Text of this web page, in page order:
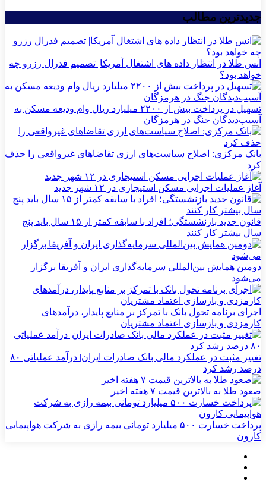
جدیدترین مطالب
انس طلا در انتظار داده های اشتغال آمریکا| تصمیم فدرال رزرو چه
خواهد بود؟
تسهیل در پرداخت بیش از ۲۲۰۰ میلیارد ریال وام ودیعه مسکن به
آسیب‌دیدگان جنگ در هرمزگان
بانک مرکزی: اصلاح سیاست‌های ارزی تقاضاهای غیرواقعی را حذف
کرد
آغاز عملیات اجرایی مسکن استیجاری در ۱۲ شهر جدید
قانون جدید بازنشستگی؛ افراد با سابقه کمتر از ۱۵ سال باید پنج
سال بیشتر کار کنند
دومین همایش بین‌المللی سرمایه‌گذاری ایران و آفریقا برگزار
می‌شود
اجرای برنامه تحول بانک با تمرکز بر منابع پایدار، درآمدهای
کارمزدی و بازسازی اعتماد مشتریان
تغییر مثبت در عملکرد مالی بانک صادرات ایران| درآمد عملیاتی ۸۰
درصد رشد کرد
صعود طلا به بالاترین قیمت ۷ هفته اخیر
پرداخت خسارت ۵۰۰ میلیارد تومانی بیمه رازی به شرکت هواپیمایی
کارون